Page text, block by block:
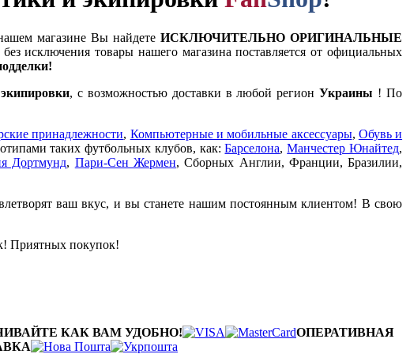
магазине Вы найдете ИСКЛЮЧИТЕЛЬНО ОРИГИНАЛЬНЫЕ
исключения товары нашего магазина поставляется от официальных
экипировки, с возможностью доставки в любой регионУкраины ! По
принадлежности, Компьютерные и мобильные аксессуары, Обувь и
таких футбольных клубов, как:Барселона,Манчестер Юнайтед,
Дортмунд, Пари-Сен Жермен, Сборных Англии, Франции, Бразилии,
ваш вкус, и вы станете нашим постоянным клиентом! В свою
Приятных покупок!
КАК ВАМ УДОБНО!
ОПЕРАТИВНАЯ